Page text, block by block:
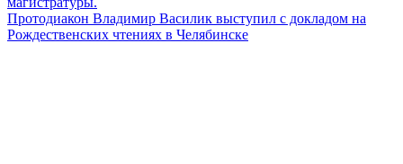
Протодиакон Владимир Василик выступил с докладом на
Рождественских чтениях в Челябинске